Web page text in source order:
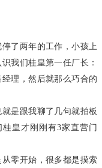
了两年的工作，小孩上
我们桂皇第一任厂长：
理，然后就那么巧合的
是跟我聊了几句就拍板
皇才刚刚有3家直营门
零开始，很多都是摸索